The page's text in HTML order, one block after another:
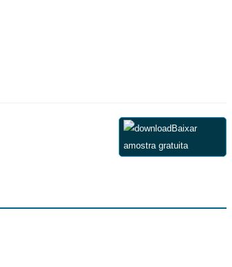
Baixar
amostra gratuita